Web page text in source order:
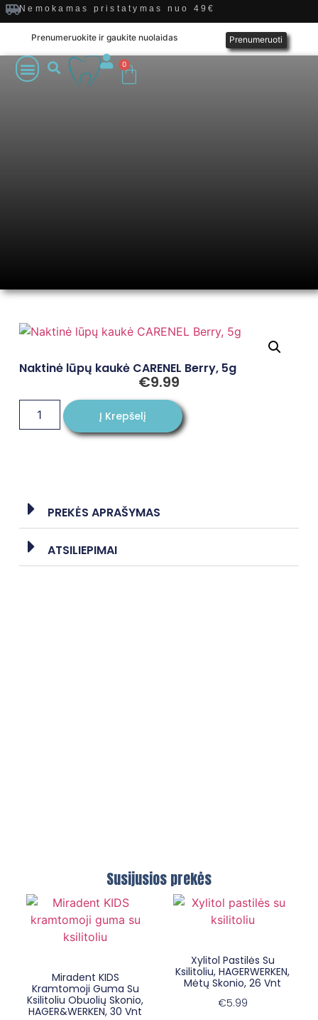
Nemokamas pristatymas nuo 49€
Prenumeruokite ir gaukite nuolaidas Prenumeruoti
0
Naktinė lūpų kaukė CARENEL Berry, 5g
€9.99
PREKĖS APRAŠYMAS
ATSILIEPIMAI
Į Krepšelį
Susijusios prekės
Miradent KIDS
Kramtomoji Guma Su
Ksilitoliu Obuolių Skonio,
HAGER&WERKEN, 30 Vnt
Xylitol Pastilės Su
Ksilitoliu, HAGERWERKEN,
Mėtų Skonio, 26 Vnt
€5.99